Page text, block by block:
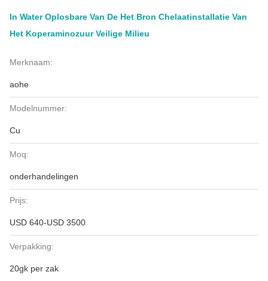
In Water Oplosbare Van De Het Bron Chelaatinstallatie Van
Het Koperaminozuur Veilige Milieu
Merknaam:
aohe
Modelnummer:
Cu
Moq:
onderhandelingen
Prijs:
USD 640-USD 3500
Verpakking:
20gk per zak